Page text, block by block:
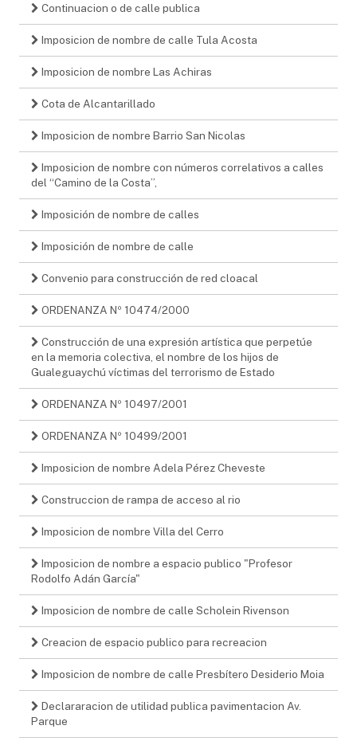
Continuacion o de calle publica
Imposicion de nombre de calle Tula Acosta
Imposicion de nombre Las Achiras
Cota de Alcantarillado
Imposicion de nombre Barrio San Nicolas
Imposicion de nombre con números correlativos a calles
del “Camino de la Costa”,
Imposición de nombre de calles
Imposición de nombre de calle
Convenio para construcción de red cloacal
ORDENANZA Nº 10474/2000
Construcción de una expresión artística que perpetúe
en la memoria colectiva, el nombre de los hijos de
Gualeguaychú víctimas del terrorismo de Estado
ORDENANZA Nº 10497/2001
ORDENANZA Nº 10499/2001
Imposicion de nombre Adela Pérez Cheveste
Construccion de rampa de acceso al rio
Imposicion de nombre Villa del Cerro
Imposicion de nombre a espacio publico "Profesor
Rodolfo Adán García"
Imposicion de nombre de calle Scholein Rivenson
Creacion de espacio publico para recreacion
Imposicion de nombre de calle Presbítero Desiderio Moia
Declararacion de utilidad publica pavimentacion Av.
Parque